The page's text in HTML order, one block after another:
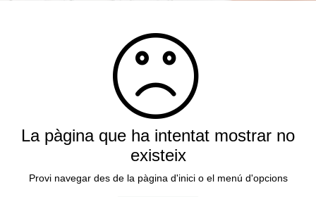
La pàgina que ha intentat mostrar no
existeix
Provi navegar des de la pàgina d'inici o el menú d'opcions